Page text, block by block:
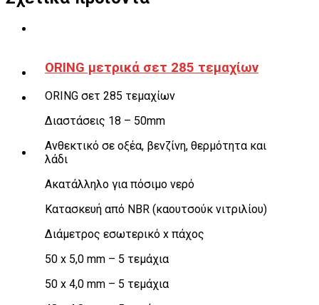
ORING μετρικά σετ 285 τεμαχίων
ORING σετ 285 τεμαχίων
Διαστάσεις 18 – 50mm
Ανθεκτικό σε οξέα, βενζίνη, θερμότητα και
λάδι
Ακατάλληλο για πόσιμο νερό
Κατασκευή από NBR (καουτσούκ νιτριλίου)
Διάμετρος εσωτερικό x πάχος
50 x 5,0 mm – 5 τεμάχια
50 x 4,0 mm – 5 τεμάχια